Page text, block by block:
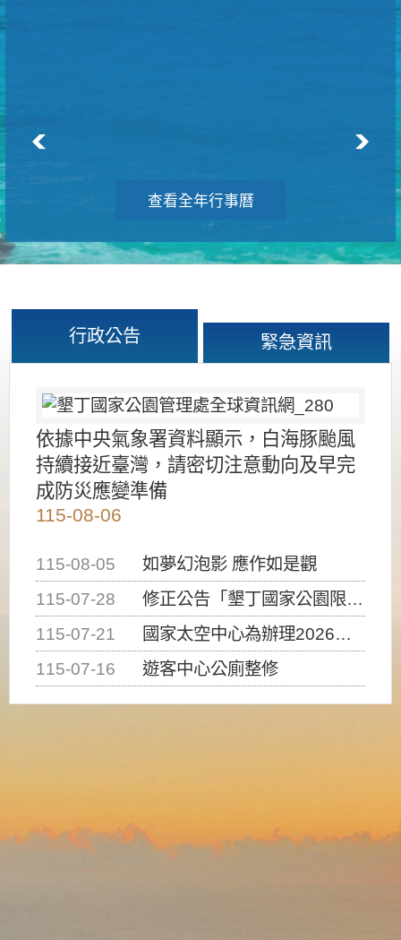
查看全年行事曆
行政公告 緊急資訊
依據中央氣象署資料顯示，白海豚颱風
持續接近臺灣，請密切注意動向及早完
成防災應變準備
115-08-06
115-08-05
如夢幻泡影 應作如是觀
115-07-28
修正公告「墾丁國家公園限制水域遊憩活動之種類、範圍、時間及行為」，自即日生效。
115-07-21
國家太空中心為辦理2026台灣盃火箭競賽，陸、海、空域警戒及協調相關事宜，因颱風備案事宜
115-07-16
遊客中心公廁整修